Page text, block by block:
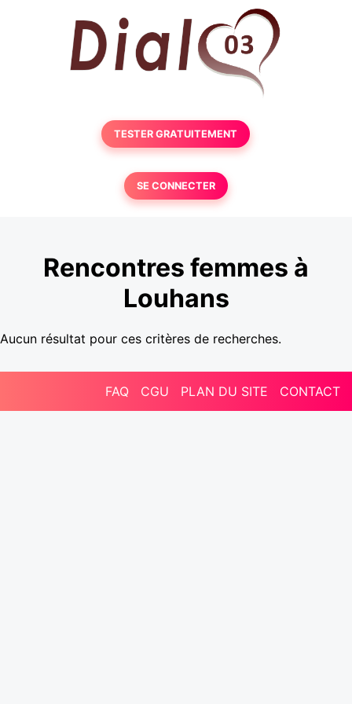
TESTER GRATUITEMENT
SE CONNECTER
Rencontres femmes à
Louhans
Aucun résultat pour ces critères de recherches.
FAQ CGU PLAN DU SITE CONTACT